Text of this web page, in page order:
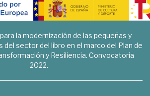
la modernización de las pequeñas y
del sector del libro en el marco del Plan de
y Resiliencia. Convocatoria
2022.